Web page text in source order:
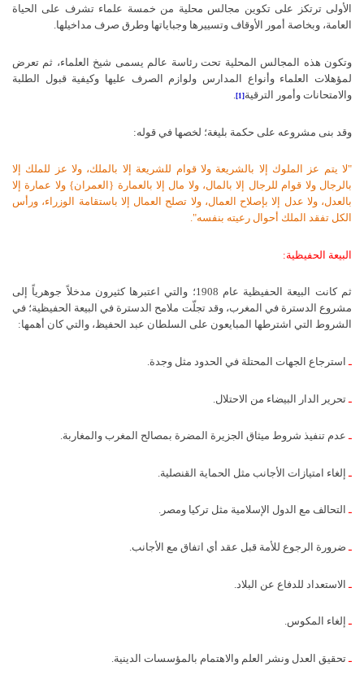
الأولى ترتكز على تكوين مجالس محلية من خمسة علماء تشرف على الحياة
العامة، وبخاصة أمور الأوقاف وتسييرها وجباياتها وطرق صرف مداخيلها.
وتكون هذه المجالس المحلية تحت رئاسة عالم يسمى شيخ العلماء، ثم تعرض
لمؤهلات العلماء وأنواع المدارس ولوازم الصرف عليها وكيفية قبول الطلبة
والامتحانات وأمور الترقية [1]
.
وقد بنى مشروعه على حكمة بليغة؛ لخصها في قوله:
"لا يتم عز الملوك إلا بالشريعة ولا قوام للشريعة إلا بالملك، ولا عز للملك إلا
بالرجال ولا قوام للرجال إلا بالمال، ولا مال إلا بالعمارة {العمران} ولا عمارة إلا
بالعدل، ولا عدل إلا بإصلاح العمال، ولا تصلح العمال إلا باستقامة الوزراء، ورأس
الكل تفقد الملك أحوال رعيته بنفسه".
البيعة الحفيظية:
ثم كانت البيعة الحفيظية عام 1908؛ والتي اعتبرها كثيرون مدخلاً جوهرياً إلى
مشروع الدسترة في المغرب، وقد تجلّت ملامح الدسترة في البيعة الحفيظية؛ في
الشروط التي اشترطها المبايعون على السلطان عبد الحفيظ، والتي كان أهمها:
ـاسترجاع الجهات المحتلة في الحدود مثل وجدة.
ـ تحرير الدار البيضاء من الاحتلال.
ـعدم تنفيذ شروط ميثاق الجزيرة المضرة بمصالح المغرب والمغاربة.
ـ إلغاء امتيازات الأجانب مثل الحماية القنصلية.
ـالتحالف مع الدول الإسلامية مثل تركيا ومصر.
ـ ضرورة الرجوع للأمة قبل عقد أي اتفاق مع الأجانب.
ـ الاستعداد للدفاع عن البلاد.
ـإلغاء المكوس.
ـ تحقيق العدل ونشر العلم والاهتمام بالمؤسسات الدينية.